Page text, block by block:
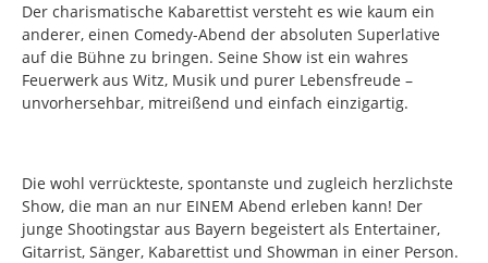
Der charismatische Kabarettist versteht es wie kaum ein
anderer, einen Comedy-Abend der absoluten Superlative
auf die Bühne zu bringen. Seine Show ist ein wahres
Feuerwerk aus Witz, Musik und purer Lebensfreude –
unvorhersehbar, mitreißend und einfach einzigartig.
Die wohl verrückteste, spontanste und zugleich herzlichste
Show, die man an nur EINEM Abend erleben kann! Der
junge Shootingstar aus Bayern begeistert als Entertainer,
Gitarrist, Sänger, Kabarettist und Showman in einer Person.